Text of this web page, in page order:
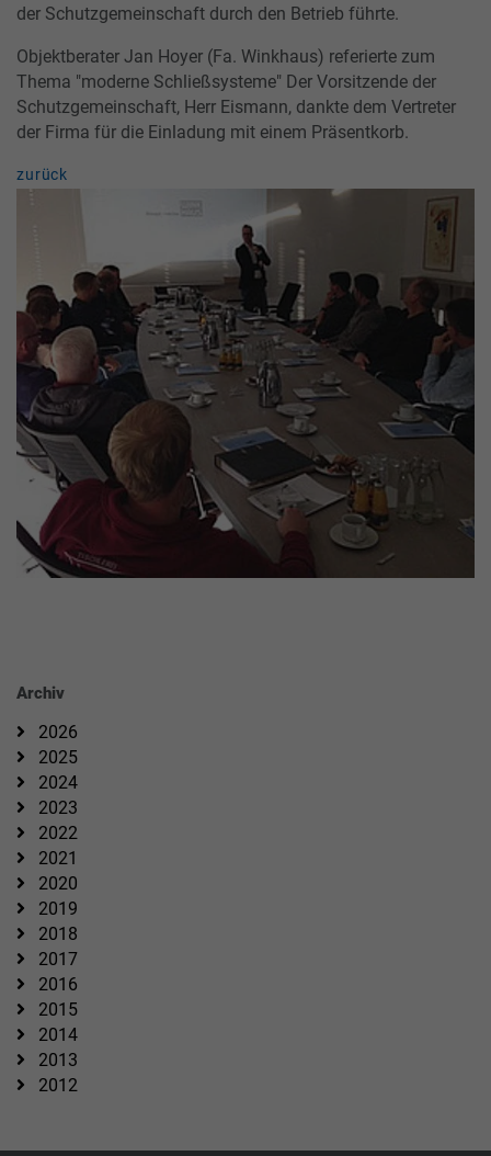
der Schutzgemeinschaft durch den Betrieb führte.
Objektberater Jan Hoyer (Fa. Winkhaus) referierte zum
Thema "moderne Schließsysteme" Der Vorsitzende der
Schutzgemeinschaft, Herr Eismann, dankte dem Vertreter
der Firma für die Einladung mit einem Präsentkorb.
zurück
Archiv
2026
2025
2024
2023
2022
2021
2020
2019
2018
2017
2016
2015
2014
2013
2012